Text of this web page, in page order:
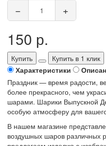
− +
150 р.
Купить
Купить в 1 клик
Характеристики
Праздник — время радости,
более прекрасного, чем
шарами. Шарики Выпускной
особую атмосферу для
В нашем магазине
воздушных шаров